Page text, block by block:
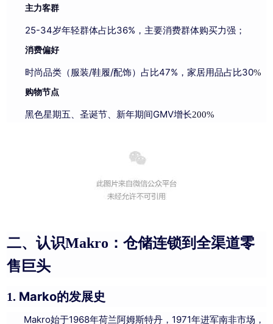
主力客群
25-34岁年轻群体占比36%，主要消费群体购买力强；
消费偏好
时尚品类（服装/鞋履/配饰）占比47%，家居用品占比30%
购物节点
黑色星期五、圣诞节、新年期间GMV增长200%
二、认识Makro：仓储连锁到全渠道零
售巨头
1. Marko的发展史
Makro始于1968年荷兰阿姆斯特丹，1971年进军南非市场，